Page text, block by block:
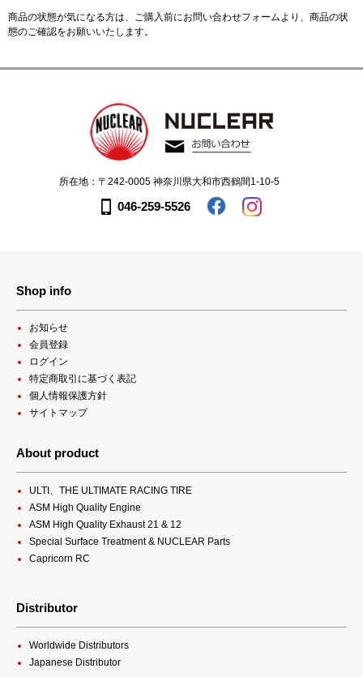
商品の状態が気になる方は、ご購入前にお問い合わせフォーム より、商品の状
態のご確認をお願いいたします。
所在地：〒242-0005 神奈川県大和市西鶴間1-10-5
046-259-5526
Shop info
お知らせ
会員登録
ログイン
特定商取引に基づく表記
個人情報保護方針
サイトマップ
About product
ULTI、THE ULTIMATE RACING TIRE
ASM High Quality Engine
ASM High Quality Exhaust 21 & 12
Special Surface Treatment & NUCLEAR Parts
Capricorn RC
Distributor
Worldwide Distributors
Japanese Distributor